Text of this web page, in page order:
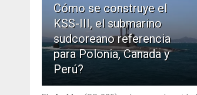
Cómo se construye el
KSS-III, el submarino
sudcoreano referencia
para Polonia, Canada y
Perú?